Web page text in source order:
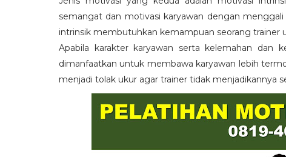
semangat dan motivasi karyawan dengan
intrinsik membutuhkan kemampuan seorang trainer
Apabila karakter karyawan serta kelemahan dan
dimanfaatkan untuk membawa karyawan lebih
menjadi tolak ukur agar trainer tidak menjadikannya